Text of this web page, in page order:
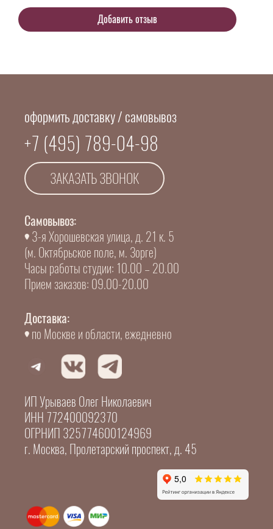
оформить доставку / самовывоз
+7 (495) 789-04-98
ЗАКАЗАТЬ ЗВОНОК
Самовывоз:
3-я Хорошевская улица, д. 21 к. 5
(м. Октябрьское поле, м. Зорге)
Часы работы студии: 10.00 – 20.00
Прием заказов: 09.00-20.00
Доставка:
по Москве и области, ежедневно
ИП Урываев Олег Николаевич
ИНН 772400092370
ОГРНИП 325774600124969
г. Москва, Пролетарский проспект, д. 45